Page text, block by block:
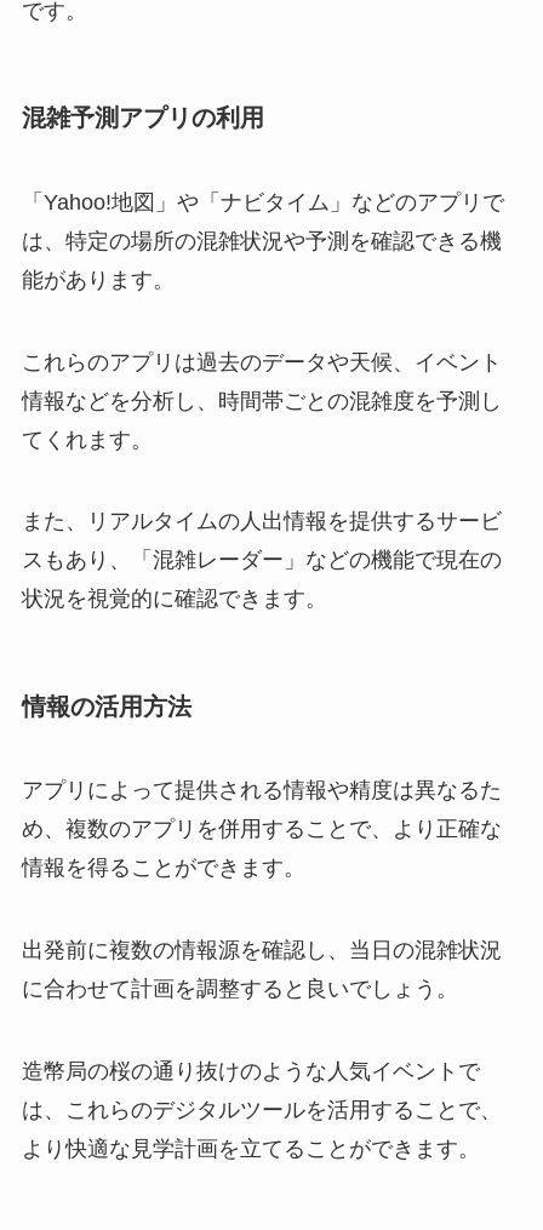
です。
混雑予測アプリの利用
「Yahoo!地図」や「ナビタイム」などのアプリで
は、特定の場所の混雑状況や予測を確認できる機
能があります。
これらのアプリは過去のデータや天候、イベント
情報などを分析し、時間帯ごとの混雑度を予測し
てくれます。
また、リアルタイムの人出情報を提供するサービ
スもあり、「混雑レーダー」などの機能で現在の
状況を視覚的に確認できます。
情報の活用方法
アプリによって提供される情報や精度は異なるた
め、複数のアプリを併用することで、より正確な
情報を得ることができます。
出発前に複数の情報源を確認し、当日の混雑状況
に合わせて計画を調整すると良いでしょう。
造幣局の桜の通り抜けのような人気イベントで
は、これらのデジタルツールを活用することで、
より快適な見学計画を立てることができます。